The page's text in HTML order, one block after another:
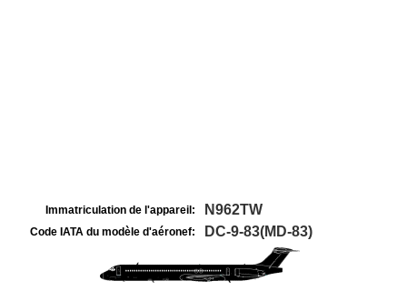
Immatriculation de l'appareil: N962TW
Code IATA du modèle d'aéronef: DC-9-83(MD-83)